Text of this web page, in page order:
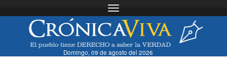
Toggle navigation
Domingo, 09 de agosto del 2026